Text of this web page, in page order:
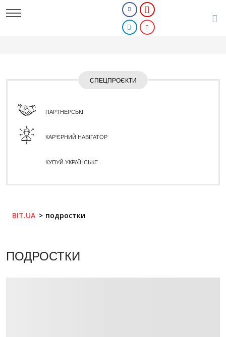
СПЕЦПРОЄКТИ
ПАРТНЕРСЬКІ
КАР'ЄРНИЙ НАВІГАТОР
КУПУЙ УКРАЇНСЬКЕ
BIT.UA подростки
ПОДРОСТКИ